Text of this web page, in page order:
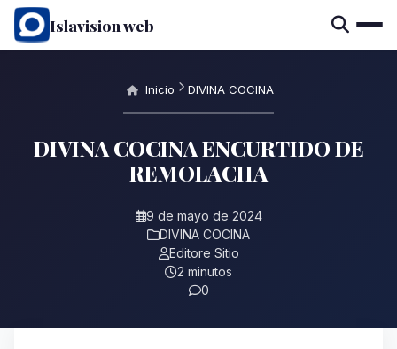
Islavision web
Inicio DIVINA COCINA
DIVINA COCINA ENCURTIDO DE
REMOLACHA
9 de mayo de 2024
DIVINA COCINA
Editore Sitio
2 minutos
0